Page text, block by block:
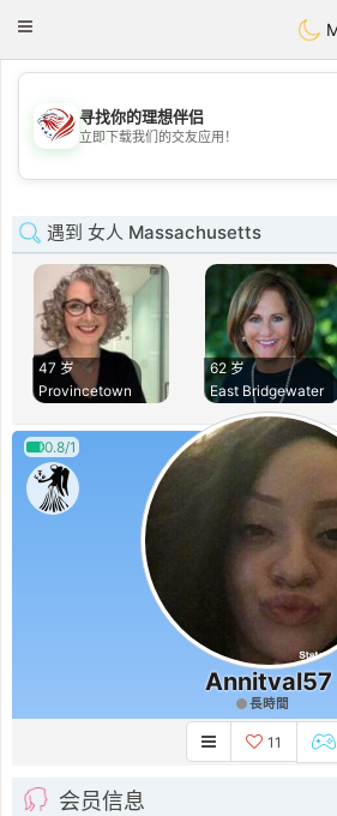
Toggle
💖
💕
寻找你的理想伴侣
立即下载我们的交友应用！
遇到 女人 Massachusetts
47 岁
Provincetown
62 岁
East Bridgewater
0.8/1
Annitval57
長時間
11
会员信息